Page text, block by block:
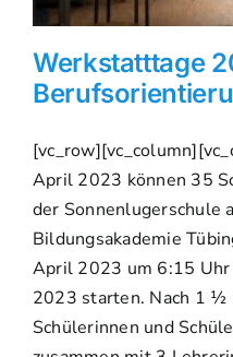
Werkstatttage
April 2023 können 35
der Sonnenlugerschule
Bildungsakademie
April 2023 um 6:15
2023 starten. Nach 1 ½
Schülerinnen und